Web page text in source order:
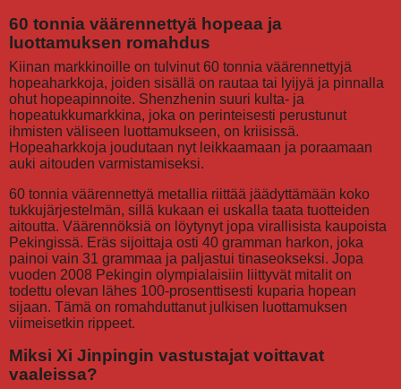
60 tonnia väärennettyä hopeaa ja
luottamuksen romahdus
Kiinan markkinoille on tulvinut 60 tonnia väärennettyjä
hopeaharkkoja, joiden sisällä on rautaa tai lyijyä ja pinnalla
ohut hopeapinnoite. Shenzhenin suuri kulta- ja
hopeatukkumarkkina, joka on perinteisesti perustunut
ihmisten väliseen luottamukseen, on kriisissä.
Hopeaharkkoja joudutaan nyt leikkaamaan ja poraamaan
auki aitouden varmistamiseksi.
60 tonnia väärennettyä metallia riittää jäädyttämään koko
tukkujärjestelmän, sillä kukaan ei uskalla taata tuotteiden
aitoutta. Väärennöksiä on löytynyt jopa virallisista kaupoista
Pekingissä. Eräs sijoittaja osti 40 gramman harkon, joka
painoi vain 31 grammaa ja paljastui tinaseokseksi. Jopa
vuoden 2008 Pekingin olympialaisiin liittyvät mitalit on
todettu olevan lähes 100-prosenttisesti kuparia hopean
sijaan. Tämä on romahduttanut julkisen luottamuksen
viimeisetkin rippeet.
Miksi Xi Jinpingin vastustajat voittavat
vaaleissa?